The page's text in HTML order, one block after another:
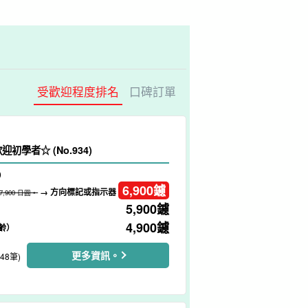
受歡迎程度排名 口碑訂單
浮潛之旅 歡迎初學者☆ (No.934)
7,900 日圓。→ 方向標記或指示器 6,900鑢
5,900鑢
4,900鑢
筆) 更多資訊。